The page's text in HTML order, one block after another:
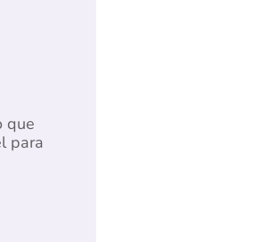
que
para